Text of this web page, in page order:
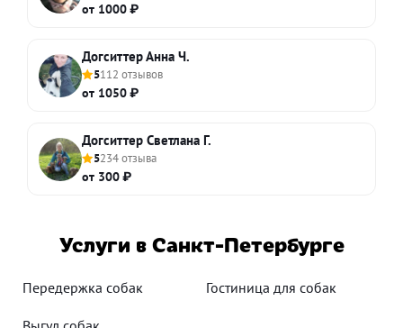
от 1000 ₽
Догситтер Анна Ч.
5112 отзывов
от 1050 ₽
Догситтер Светлана Г.
5234 отзыва
от 300 ₽
Услуги в Санкт-Петербурге
Передержка собак Гостиница для собак